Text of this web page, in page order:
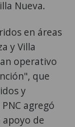
Nueva.
en áreas
y Villa
operativo
que
y
agregó
apoyo de